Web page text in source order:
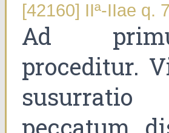
[42160] IIª-IIae q.
Ad
proceditur.